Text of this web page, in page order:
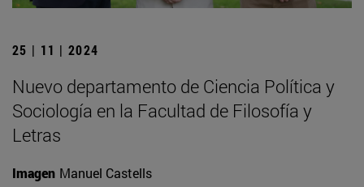
25 | 11 | 2024
Nuevo departamento de Ciencia Política y
Sociología en la Facultad de Filosofía y
Letras
Imagen Manuel Castells